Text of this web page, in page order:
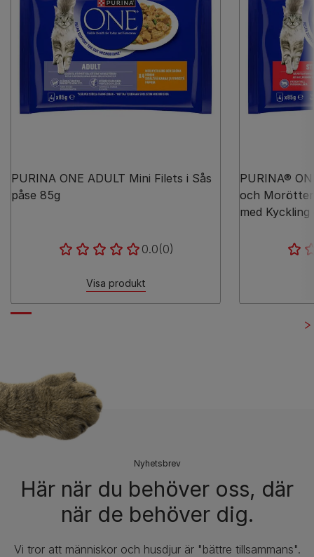
PURINA ONE ADULT Mini Filets i Sås
påse 85g
0.0(0)
Visa produkt
PURINA®
och
med
Nyhetsbrev​
Här när du behöver oss, där
när de behöver dig.
Vi tror att människor och husdjur är "bättre tillsammans".